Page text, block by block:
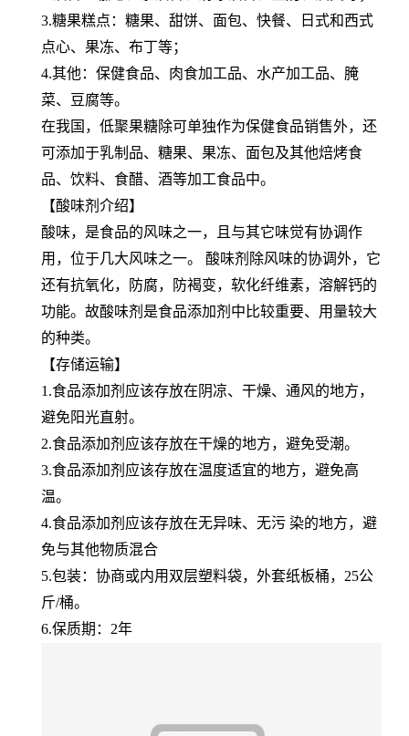
3.糖果糕点：糖果、甜饼、面包、快餐、日式和西式
点心、果冻、布丁等；
4.其他：保健食品、肉食加工品、水产加工品、腌
菜、豆腐等。
在我国，低聚果糖除可单独作为保健食品销售外，还
可添加于乳制品、糖果、果冻、面包及其他焙烤食
品、饮料、食醋、酒等加工食品中。
【酸味剂介绍】
酸味，是食品的风味之一，且与其它味觉有协调作
用，位于几大风味之一。 酸味剂除风味的协调外，它
还有抗氧化，防腐，防褐变，软化纤维素，溶解钙的
功能。故酸味剂是食品添加剂中比较重要、用量较大
的种类。
【存储运输】
1.食品添加剂应该存放在阴凉、干燥、通风的地方，
避免阳光直射。
2.食品添加剂应该存放在干燥的地方，避免受潮。
3.食品添加剂应该存放在温度适宜的地方，避免高
温。
4.食品添加剂应该存放在无异味、无污 染的地方，避
免与其他物质混合
5.包装：协商或内用双层塑料袋，外套纸板桶，25公
斤/桶。
6.保质期：2年